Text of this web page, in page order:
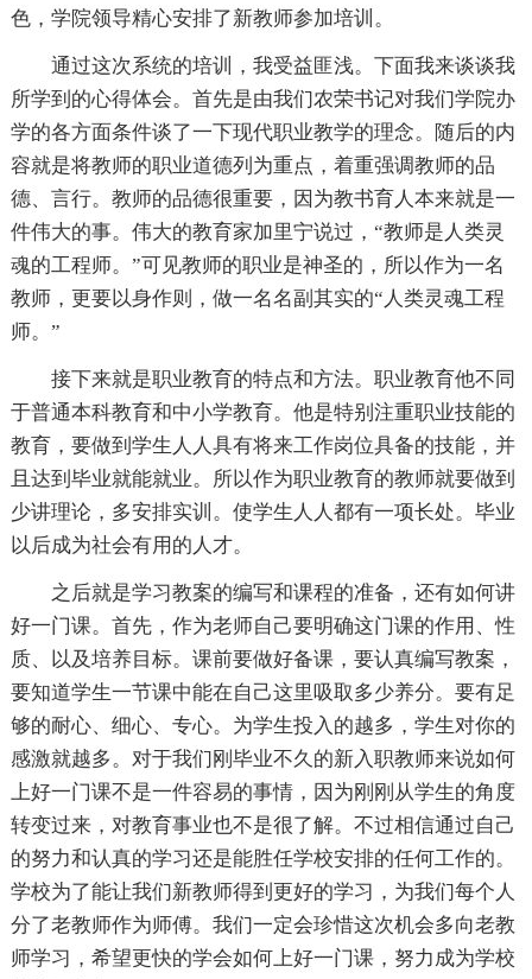
色，学院领导精心安排了新教师参加培训。
通过这次系统的培训，我受益匪浅。下面我来谈谈我
所学到的心得体会。首先是由我们农荣书记对我们学院办
学的各方面条件谈了一下现代职业教学的理念。随后的内
容就是将教师的职业道德列为重点，着重强调教师的品
德、言行。教师的品德很重要，因为教书育人本来就是一
件伟大的事。伟大的教育家加里宁说过，“教师是人类灵
魂的工程师。”可见教师的职业是神圣的，所以作为一名
教师，更要以身作则，做一名名副其实的“人类灵魂工程
师。”
接下来就是职业教育的特点和方法。职业教育他不同
于普通本科教育和中小学教育。他是特别注重职业技能的
教育，要做到学生人人具有将来工作岗位具备的技能，并
且达到毕业就能就业。所以作为职业教育的教师就要做到
少讲理论，多安排实训。使学生人人都有一项长处。毕业
以后成为社会有用的人才。
之后就是学习教案的编写和课程的准备，还有如何讲
好一门课。首先，作为老师自己要明确这门课的作用、性
质、以及培养目标。课前要做好备课，要认真编写教案，
要知道学生一节课中能在自己这里吸取多少养分。要有足
够的耐心、细心、专心。为学生投入的越多，学生对你的
感激就越多。对于我们刚毕业不久的新入职教师来说如何
上好一门课不是一件容易的事情，因为刚刚从学生的角度
转变过来，对教育事业也不是很了解。不过相信通过自己
的努力和认真的学习还是能胜任学校安排的任何工作的。
学校为了能让我们新教师得到更好的学习，为我们每个人
分了老教师作为师傅。我们一定会珍惜这次机会多向老教
师学习，希望更快的学会如何上好一门课，努力成为学校